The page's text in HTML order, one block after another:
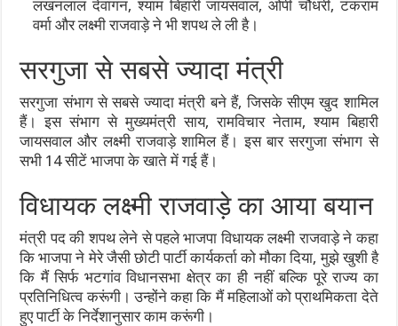
लखनलाल देवांगन, श्याम बिहारी जायसवाल, ओपी चौधरी, टंकराम
वर्मा और लक्ष्मी राजवाड़े ने भी शपथ ले ली है।
सरगुजा से सबसे ज्यादा मंत्री
सरगुजा संभाग से सबसे ज्यादा मंत्री बने हैं, जिसके सीएम खुद शामिल
हैं। इस संभाग से मुख्यमंत्री साय, रामविचार नेताम, श्याम बिहारी
जायसवाल और लक्ष्मी राजवाड़े शामिल हैं। इस बार सरगुजा संभाग से
सभी 14 सीटें भाजपा के खाते में गई हैं।
विधायक लक्ष्मी राजवाड़े का आया बयान
मंत्री पद की शपथ लेने से पहले भाजपा विधायक लक्ष्मी राजवाड़े ने कहा
कि भाजपा ने मेरे जैसी छोटी पार्टी कार्यकर्ता को मौका दिया, मुझे खुशी है
कि मैं सिर्फ भटगांव विधानसभा क्षेत्र का ही नहीं बल्कि पूरे राज्य का
प्रतिनिधित्व करूंगी। उन्होंने कहा कि मैं महिलाओं को प्राथमिकता देते
हुए पार्टी के निर्देशानुसार काम करूंगी।